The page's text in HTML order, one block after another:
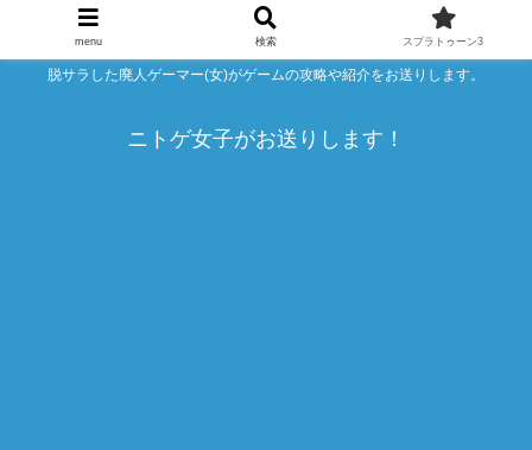
脱サラした廃人ゲーマー(女)がゲームの攻略や紹介をお送りします。
ニトゲ女子がお送りします！
menu 検索 スプラトゥーン3